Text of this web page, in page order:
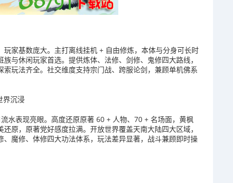
家基数庞大。主打离线挂机 + 自由修炼，本体与分身可长时
与休闲玩家首选。提供炼体、法修、剑修、鬼修四大路线，
玩法齐全。社交维度支持宗门战、跨服论剑，兼顾单机佛系
界沉浸
水表现亮眼。高度还原原著 60 + 人物、70 + 名场面，黄枫
原，原著党好感度拉满。开放世界覆盖天南大陆四大区域，
魔修、体修四大功法体系，玩法差异显著，战斗兼顾即时操